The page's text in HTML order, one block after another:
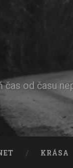
čas od času
KRÁSA